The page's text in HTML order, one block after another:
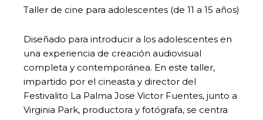
Taller de cine para adolescentes (de 11 a 15 años)
Diseñado para introducir a los adolescentes en
una experiencia de creación audiovisual
completa y contemporánea. En este taller,
impartido por el cineasta y director del
Festivalito La Palma Jose Victor Fuentes, junto a
Virginia Park, productora y fotógrafa, se centra